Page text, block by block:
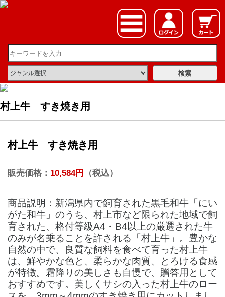
村上牛 すき焼き用
村上牛 すき焼き用
販売価格： 10,584円 （税込）
商品説明：新潟県内で飼育された黒毛和牛「にい
がた和牛」のうち、村上市など限られた地域で飼
育された、格付等級A4・B4以上の厳選された牛
のみが名乗ることを許される「村上牛」。豊かな
自然の中で、良質な飼料を食べて育った村上牛
は、鮮やかな色と、柔らかな肉質、とろける食感
が特徴。霜降りの美しさも自慢で、贈答用として
おすすめです。美しくサシの入った村上牛のロー